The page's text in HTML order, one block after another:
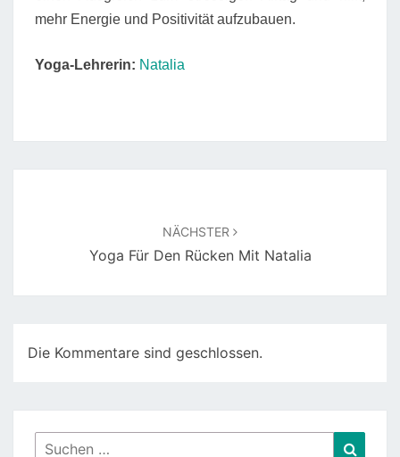
mehr Energie und Positivität aufzubauen.
Yoga-Lehrerin: Natalia
NÄCHSTER
Yoga Für Den Rücken Mit Natalia
Die Kommentare sind geschlossen.
Suchen